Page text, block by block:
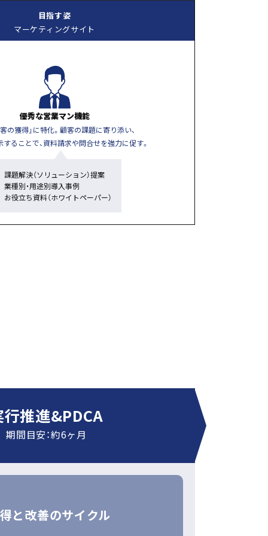
目指す姿
マーケティングサイト
優秀な営業マン機能
の獲得」に特化。顧客の課題に寄り添い、
ることで、資料請求や問合せを強力に促す。
課題解決（ソリューション）提案
業種別・用途別導入事例
お役立ち資料（ホワイトペーパー）
行推進&PDCA
期間目安：約6ヶ月
と改善のサイクル